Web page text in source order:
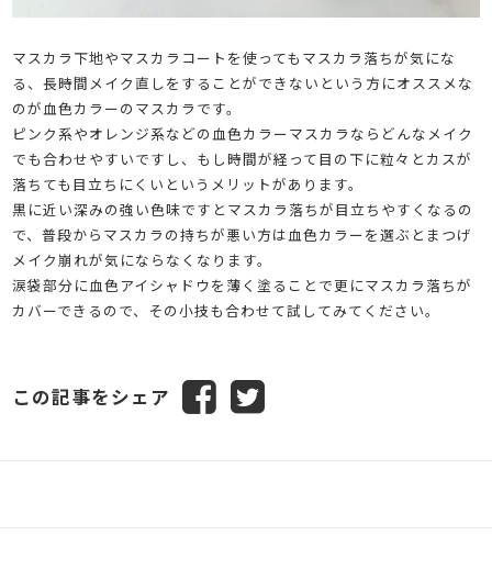
マスカラ下地やマスカラコートを使ってもマスカラ落ちが気にな
る、長時間メイク直しをすることができないという方にオススメな
のが血色カラーのマスカラです。
ピンク系やオレンジ系などの血色カラーマスカラならどんなメイク
でも合わせやすいですし、もし時間が経って目の下に粒々とカスが
落ちても目立ちにくいというメリットがあります。
黒に近い深みの強い色味ですとマスカラ落ちが目立ちやすくなるの
で、普段からマスカラの持ちが悪い方は血色カラーを選ぶとまつげ
メイク崩れが気にならなくなります。
涙袋部分に血色アイシャドウを薄く塗ることで更にマスカラ落ちが
カバーできるので、その小技も合わせて試してみてください。
この記事をシェア